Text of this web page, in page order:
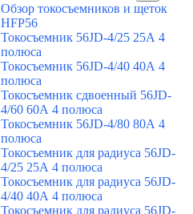
Обзор токосъемников и щеток
HFP56
Токосъемник 56JD-4/25 25А 4
полюса
Токосъемник 56JD-4/40 40А 4
полюса
Токосъемник сдвоенный 56JD-
4/60 60А 4 полюса
Токосъемник 56JD-4/80 80А 4
полюса
Токосъемник для радиуса 56JD-
4/25 25А 4 полюса
Токосъемник для радиуса 56JD-
4/40 40А 4 полюса
Токосъемник для радиуса 56JD-